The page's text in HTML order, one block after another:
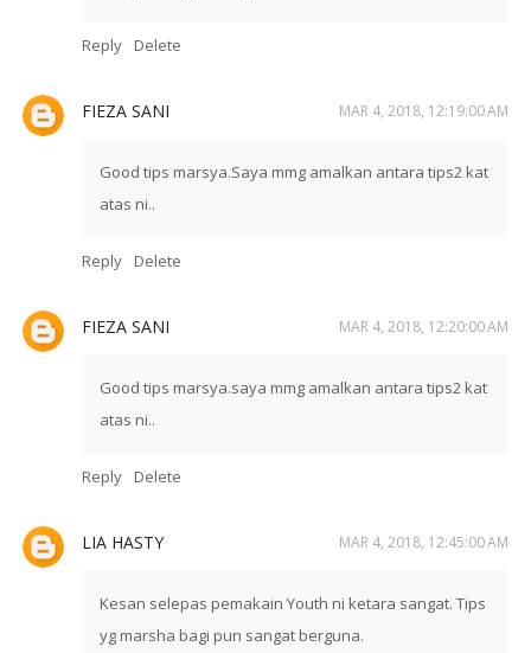
Reply Delete
FIEZA SANI MAR 4, 2018, 12:19:00 AM
Good tips marsya.Saya mmg amalkan antara tips2 kat
atas ni..
Reply Delete
FIEZA SANI MAR 4, 2018, 12:20:00 AM
Good tips marsya.saya mmg amalkan antara tips2 kat
atas ni..
Reply Delete
LIA HASTY MAR 4, 2018, 12:45:00 AM
Kesan selepas pemakain Youth ni ketara sangat. Tips
yg marsha bagi pun sangat berguna.